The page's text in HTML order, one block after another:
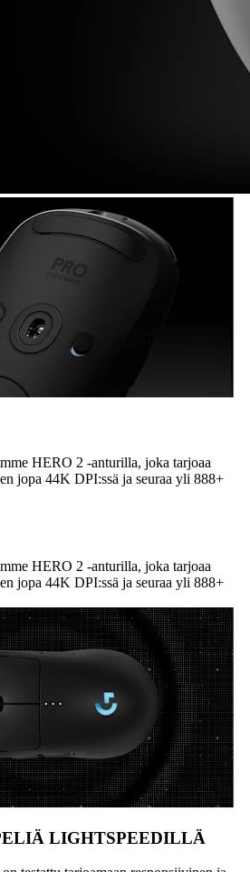
HERO 2 -anturilla, joka tarjoaa
jopa 44K DPI:ssä ja seuraa yli 888+
HERO 2 -anturilla, joka tarjoaa
jopa 44K DPI:ssä ja seuraa yli 888+
LIGHTSPEEDILLÄ